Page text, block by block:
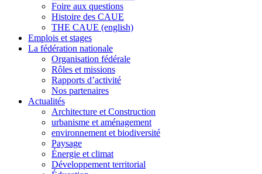
Foire aux questions
Histoire des CAUE
THE CAUE (english)
Emplois et stages
La fédération nationale
Organisation fédérale
Rôles et missions
Rapports d’activité
Nos partenaires
Actualités
Architecture et Construction
urbanisme et aménagement
environnement et biodiversité
Paysage
Énergie et climat
Développement territorial